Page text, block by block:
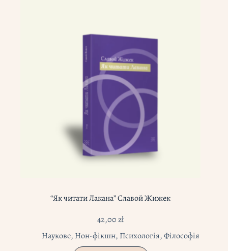
“Як читати Лакана” Славой Жижек
42,00zł
Наукове, Нон-фікшн, Психологія,Філософія